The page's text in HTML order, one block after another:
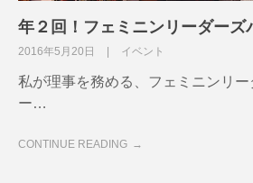
年２回！フェミニンリーダー
2016年5月20日 イベント
私が理事を務める、フェミニンリー
ー…
CONTINUE READING